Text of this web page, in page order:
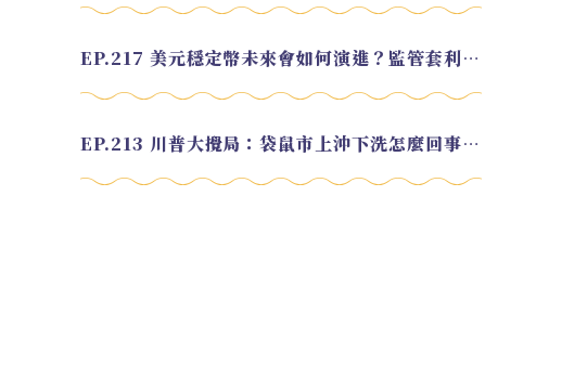
EP.217 美元穩定幣未來會如何演進？監管套利終將收斂？feat. 研究員 余哲安
EP.213 川普大攪局：袋鼠市上沖下洗怎麼回事？feat. Alvin